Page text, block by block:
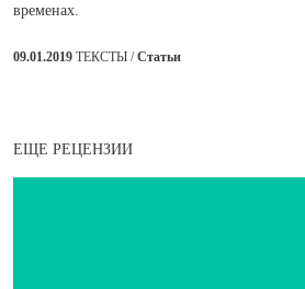
временах.
09.01.2019 ТЕКСТЫ /Статьи
ЕЩЕ РЕЦЕНЗИИ